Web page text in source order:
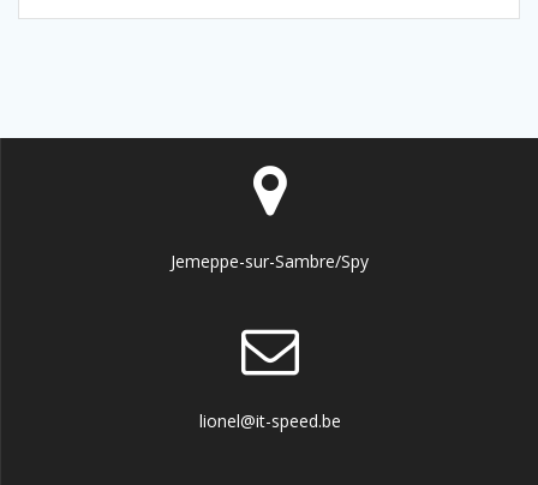
Jemeppe-sur-Sambre/Spy
lionel@it-speed.be